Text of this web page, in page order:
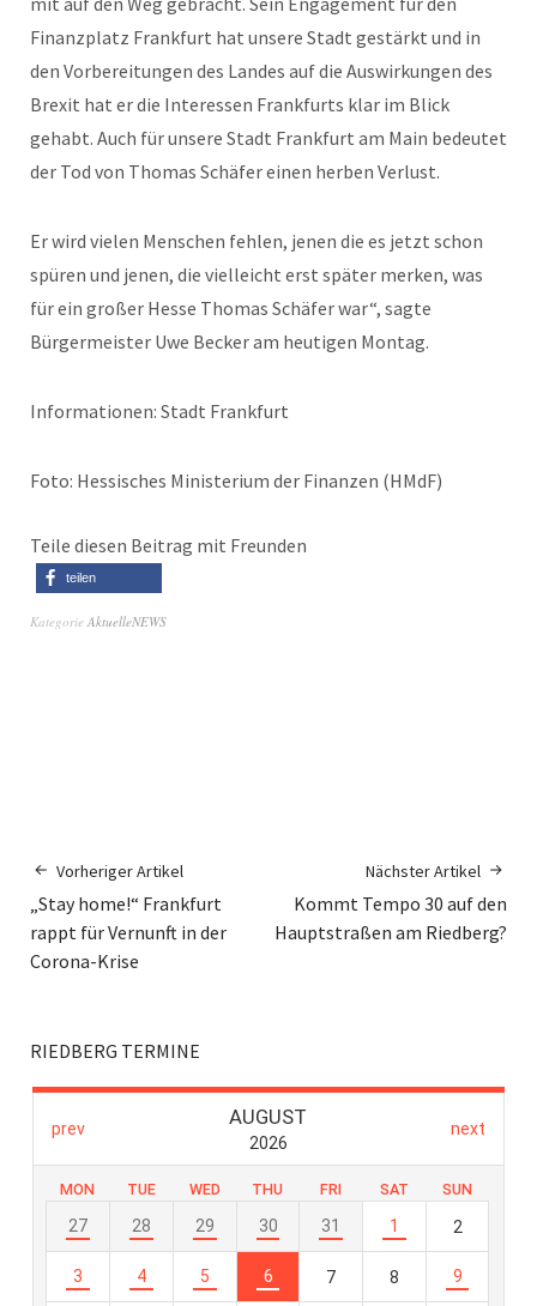
Finanzplatz Frankfurt hat unsere Stadt gestärkt und in
den Vorbereitungen des Landes auf die Auswirkungen des
Brexit hat er die Interessen Frankfurts klar im Blick
gehabt. Auch für unsere Stadt Frankfurt am Main bedeutet
der Tod von Thomas Schäfer einen herben Verlust.
Er wird vielen Menschen fehlen, jenen die es jetzt schon
spüren und jenen, die vielleicht erst später merken, was
für ein großer Hesse Thomas Schäfer war“, sagte
Bürgermeister Uwe Becker am heutigen Montag.
Informationen: Stadt Frankfurt
Foto: Hessisches Ministerium der Finanzen (HMdF)
Teile diesen Beitrag mit Freunden
teilen
Kategorie AktuelleNEWS
Vorheriger Artikel
„Stay home!“ Frankfurt
rappt für Vernunft in der
Corona-Krise
Nächster Artikel
Kommt Tempo 30 auf den
Hauptstraßen am Riedberg?
RIEDBERG TERMINE